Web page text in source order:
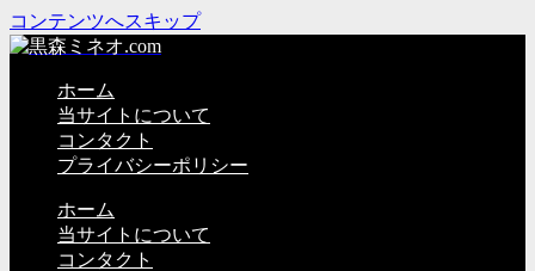
コンテンツへスキップ
ホーム
当サイトについて
コンタクト
プライバシーポリシー
ホーム
当サイトについて
コンタクト